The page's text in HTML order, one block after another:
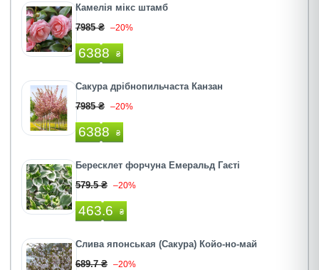
Камелія мікс штамб
7985 ₴ –20%
6388 ₴
Сакура дрібнопильчаста Канзан
7985 ₴ –20%
6388 ₴
Бересклет форчуна Емеральд Гаєті
579.5 ₴ –20%
463.6 ₴
Слива японськая (Сакура) Койо-но-май
689.7 ₴ –20%